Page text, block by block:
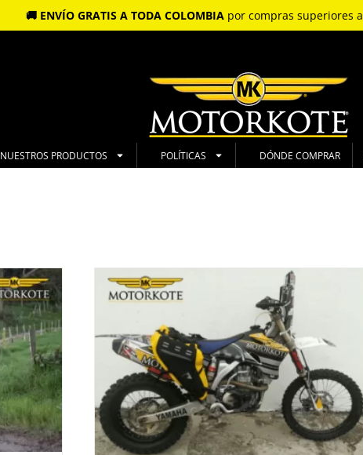
🚚 ENVÍO GRATIS A TODA COLOMBIA por compras superiores a
NUESTROS PRODUCTOS POLÍTICAS DÓNDE COMPRAR